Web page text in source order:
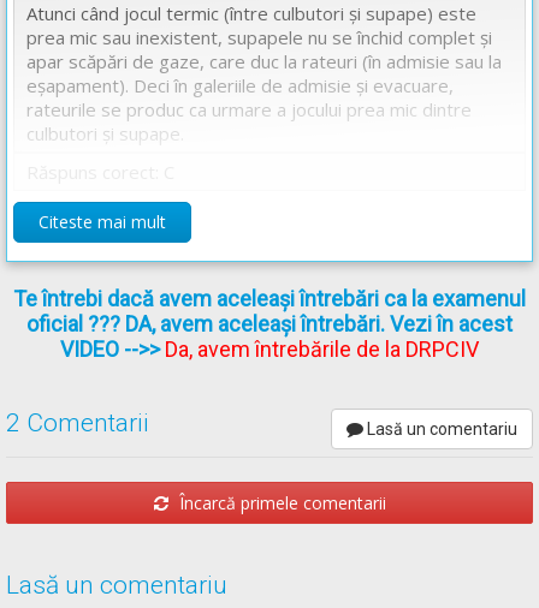
Atunci când jocul termic (între culbutori și supape) este
prea mic sau inexistent, supapele nu se închid complet și
apar scăpări de gaze, care duc la rateuri (în admisie sau la
eșapament). Deci în galeriile de admisie şi evacuare,
rateurile se produc ca urmare a jocului prea mic dintre
culbutori şi supape.
Chestionare auto drpciv categoria C explicate.
Citeste mai mult
Te întrebi dacă avem aceleași întrebări ca la examenul
oficial ??? DA, avem aceleași întrebări. Vezi în acest
VIDEO -->>Da, avem întrebările de la DRPCIV
2 Comentarii Lasă un comentariu
Încarcă primele comentarii
Lasă un comentariu